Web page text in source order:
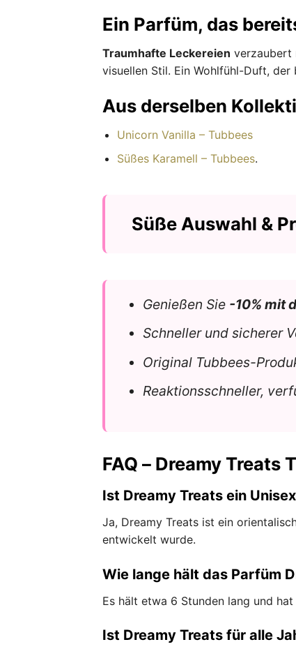
Ein Parfüm, das
Traumhafte Leckereien verzaubert
visuellen Stil. Ein Wohlfühl-Duft,
Aus derselben
Unicorn Vanilla – Tubbees
Süßes Karamell – Tubbees.
Süße Auswahl &
Genießen Sie -10% mit
Schneller und sicherer
Original Tubbees-
Reaktionsschneller,
FAQ – Dreamy Treats
Ist Dreamy Treats ein
Ja, Dreamy Treats ist ein
entwickelt wurde.
Wie lange hält das Parfüm
Es hält etwa 6 Stunden lang und
Ist Dreamy Treats für alle